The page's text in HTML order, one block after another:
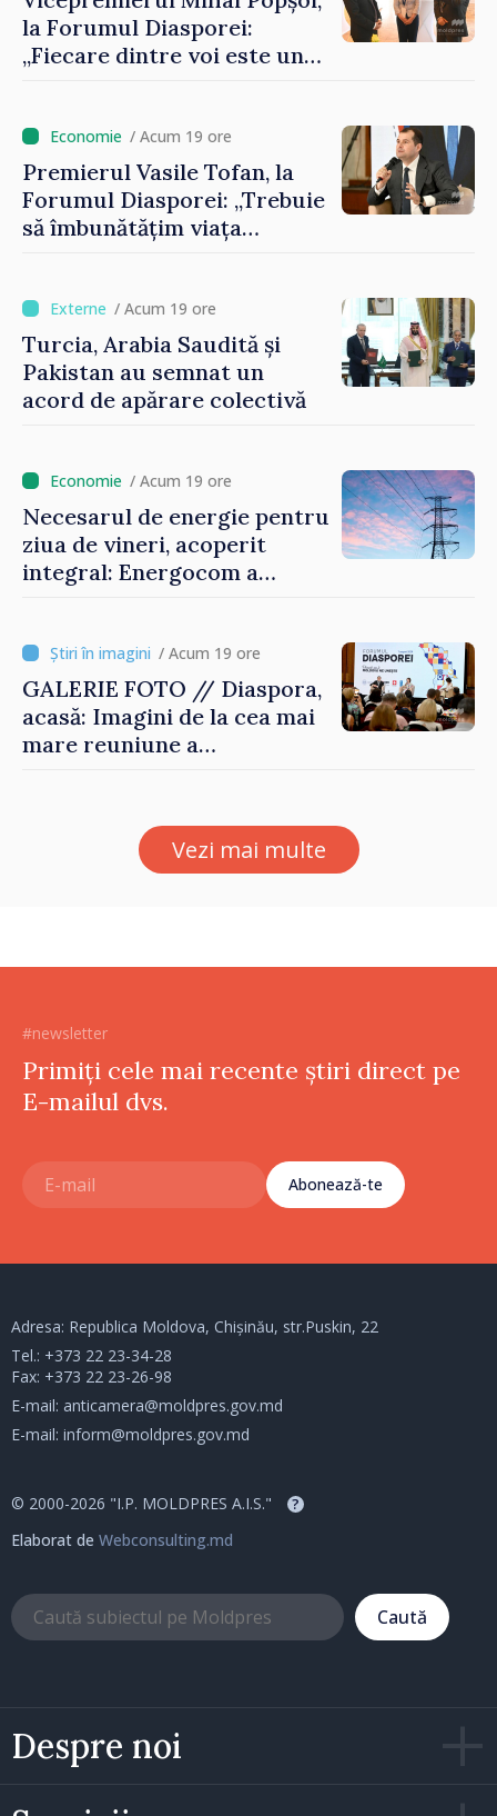
la Forumul Diasporei:
„Fiecare dintre voi este un
imaginii Republicii Moldova”
/ Acum 19 ore
Premierul Vasile Tofan, la
Forumul Diasporei: „Trebuie
să îmbunătățim viața
/ Acum 19 ore
Turcia, Arabia Saudită și
Pakistan au semnat un
acord de apărare colectivă
/ Acum 19 ore
Necesarul de energie pentru
ziua de vineri, acoperit
integral: Energocom a
/ Acum 19 ore
GALERIE FOTO // Diaspora,
acasă: Imagini de la cea mai
mare reuniune a
Vezi mai multe
#newsletter
Primiți cele mai recente știri direct pe
E-mailul dvs.
Abonează-te
Despre noi
Adresa: Republica Moldova, Chișinău, str.Puskin, 22
Tel.: +373 22 23-34-28
Fax: +373 22 23-26-98
E-mail: anticamera@moldpres.gov.md
E-mail: inform@moldpres.gov.md
© 2000-2026 "I.P. MOLDPRES A.I.S." ?
Elaborat de Webconsulting.md
Caută